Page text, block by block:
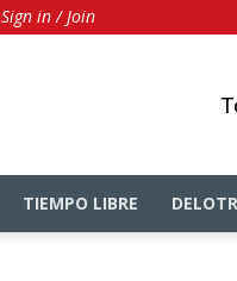
Sign in / Join
TIEMPO LIBRE